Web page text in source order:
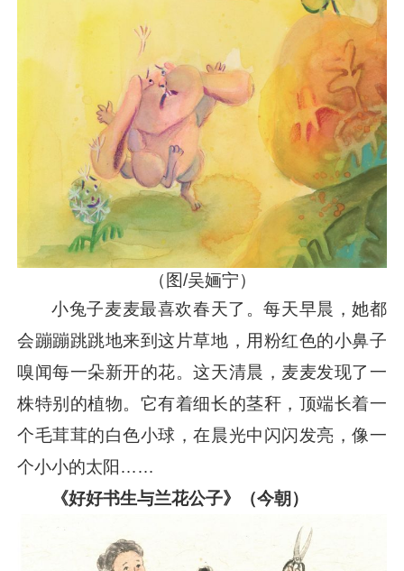
（图/吴婳宁）
小兔子麦麦最喜欢春天了。每天早晨，她都
会蹦蹦跳跳地来到这片草地，用粉红色的小鼻子
嗅闻每一朵新开的花。这天清晨，麦麦发现了一
株特别的植物。它有着细长的茎秆，顶端长着一
个毛茸茸的白色小球，在晨光中闪闪发亮，像一
个小小的太阳……
《好好书生与兰花公子》（今朝）